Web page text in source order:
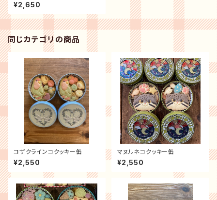
¥2,650
同じカテゴリの商品
コザクラインコクッキー缶
¥2,550
マヌルネコクッキー缶
¥2,550